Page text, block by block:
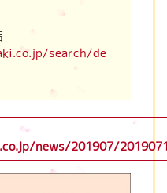
search/de
news/201907/